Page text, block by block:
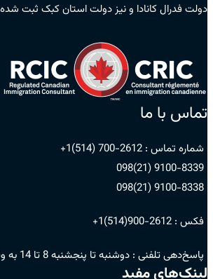
دولت فدرال کانادا و نیز دولت استان کبک ثبت
تماس با ما
شماره تماس : 2612-700 (514)1+
9100-8339 (21)098
9100-8338 (21)098
فکس : 2612-900(514)1+
پاسخ‌دهی تلفنی : دوشنبه تا پنجشنبه 8 تا 14 به وقت شرق کانادا (ET)
لینک‌های مفید